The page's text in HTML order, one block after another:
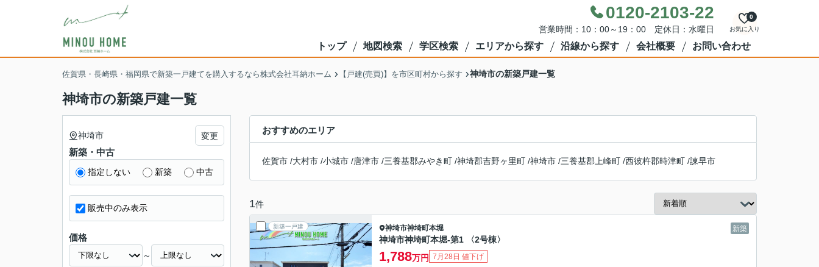
0120-2103-22
営業時間：10：00～19：00 定休日：水曜日 お気に入り
0
トップ 地図検索 学区検索 エリアから探す 沿線から探す 会社概要 お問い合わせ
佐賀県・長崎県・福岡県で新築一戸建てを購入するなら株式会社耳納ホーム 【戸建(売買)】を市区町村から探す 神埼市の新築戸建一覧
神埼市の新築戸建一覧
おすすめのエリア
佐賀市 /大村市 /小城市 /唐津市 /三養基郡みやき町 /神埼郡吉野ヶ里町 /神埼市 /三養基郡上峰町 /西彼杵郡時津町 /諫早市
1件
新築一戸建 新築
神埼市神埼町本堀
神埼市神埼町本堀-第1 〈2号棟〉
1,788万円 7月28日 値下げ
神埼市 変更
新築・中古
指定しない 新築 中古
販売中のみ表示
価格
～